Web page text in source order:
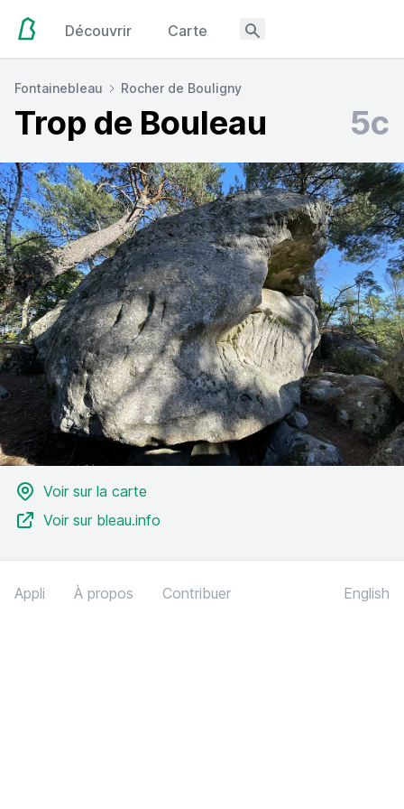
Découvrir Carte
Fontainebleau Rocher de Bouligny
Trop de Bouleau 5c
Voir sur la carte
Voir sur bleau.info
Appli À propos Contribuer English